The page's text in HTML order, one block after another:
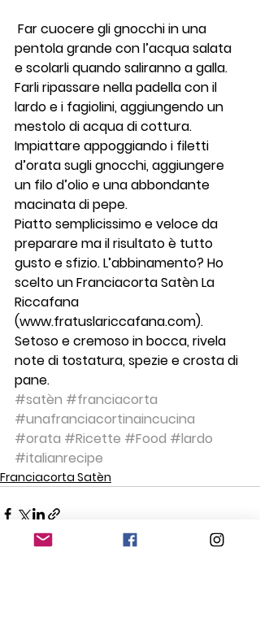
pentola grande con l’acqua salata
e scolarli quando saliranno a galla.
Farli ripassare nella padella con il
lardo e i fagiolini, aggiungendo un
mestolo di acqua di cottura.
Impiattare appoggiando i filetti
d’orata sugli gnocchi, aggiungere
un filo d’olio e una abbondante
macinata di pepe.
Piatto semplicissimo e veloce da
preparare ma il risultato è tutto
gusto e sfizio. L’abbinamento? Ho
scelto un Franciacorta Satèn La
Riccafana
(www.fratuslariccafana.com).
Setoso e cremoso in bocca, rivela
note di tostatura, spezie e crosta di
pane.
#satèn #franciacorta
#unafranciacortinaincucina
#orata #Ricette #Food #lardo
#italianrecipe
Franciacorta Satèn